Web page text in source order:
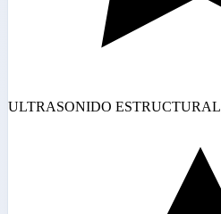
ULTRASONIDO ESTRUCTURAL